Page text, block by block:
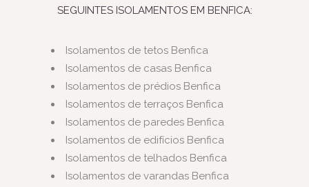
SEGUINTES ISOLAMENTOS EM BENFICA:
Isolamentos de tetos Benfica
Isolamentos de casas Benfica
Isolamentos de prédios Benfica
Isolamentos de terraços Benfica
Isolamentos de paredes Benfica
Isolamentos de edifícios Benfica
Isolamentos de telhados Benfica
Isolamentos de varandas Benfica